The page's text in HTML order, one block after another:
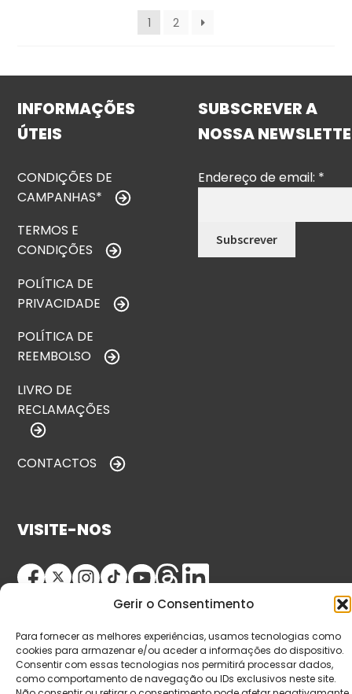
Gerir o Consentimento
Para fornecer as melhores experiências, usamos tecnologias como
cookies para armazenar e/ou aceder a informações do dispositivo.
Consentir com essas tecnologias nos permitirá processar dados,
como comportamento de navegação ou IDs exclusivos neste site.
1 2
INFORMAÇÕES
ÚTEIS
CONDIÇÕES DE
CAMPANHAS*
TERMOS E
CONDIÇÕES
POLÍTICA DE
PRIVACIDADE
POLÍTICA DE
REEMBOLSO
LIVRO DE
RECLAMAÇÕES
CONTACTOS
SUBSCREVER A
NOSSA
Endereço de email: *
VISITE-NOS
© Copyright 2026 Saída de Emergência. Todos os